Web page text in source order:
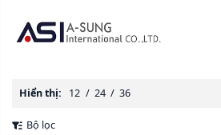
Hiển thị: 12 / 24 / 36
Bộ lọc